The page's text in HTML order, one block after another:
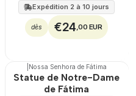
Expédition 2 à 10 jours
dès €24,00 EUR
Nossa Senhora de Fátima
Statue de Notre-Dame
de Fátima